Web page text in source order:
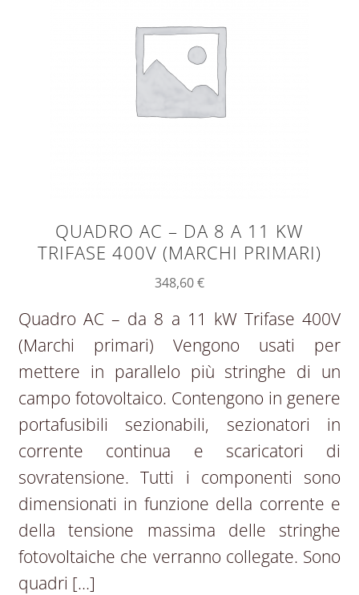
QUADRO AC – DA 8 A 11 KW
TRIFASE 400V (MARCHI PRIMARI)
348,60€
Quadro AC – da 8 a 11 kW Trifase 400V
(Marchi primari) Vengono usati per
mettere in parallelo più stringhe di un
campo fotovoltaico. Contengono in genere
portafusibili sezionabili, sezionatori in
corrente continua e scaricatori di
sovratensione. Tutti i componenti sono
dimensionati in funzione della corrente e
della tensione massima delle stringhe
fotovoltaiche che verranno collegate. Sono
quadri […]